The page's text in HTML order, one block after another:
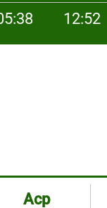
12:52
Аср